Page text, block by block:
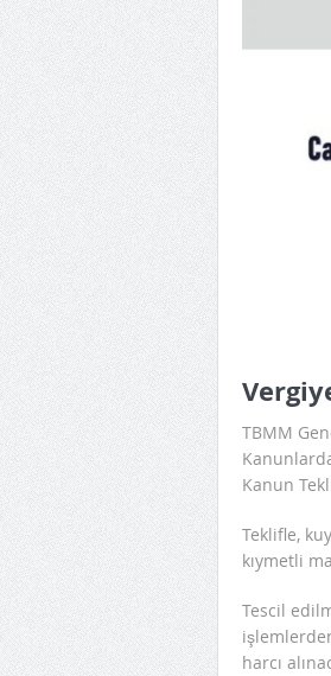
TBMM
Kanun
Teklifle,
kıymetli
Tescil
harcı